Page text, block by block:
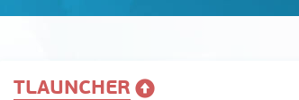
TLAUNCHER